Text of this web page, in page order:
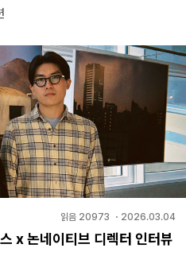
읽음 20973 ・ 2026.03.04
x 논네이티브 디렉터 인터뷰